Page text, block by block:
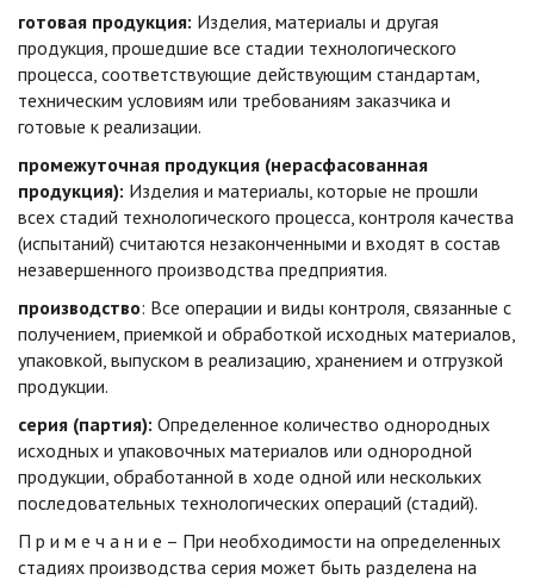
готовая продукция: Изделия, материалы и другая
продукция, прошедшие все стадии технологического
процесса, соответствующие действующим стандартам,
техническим условиям или требованиям заказчика и
готовые к реализации.
промежуточная продукция (нерасфасованная
продукция): Изделия и материалы, которые не прошли
всех стадий технологического процесса, контроля качества
(испытаний) считаются незаконченными и входят в состав
незавершенного производства предприятия.
производство: Все операции и виды контроля, связанные с
получением, приемкой и обработкой исходных материалов,
упаковкой, выпуском в реализацию, хранением и отгрузкой
продукции.
серия (партия): Определенное количество однородных
исходных и упаковочных материалов или однородной
продукции, обработанной в ходе одной или нескольких
последовательных технологических операций (стадий).
П р и м е ч а н и е – При необходимости на определенных
стадиях производства серия может быть разделена на